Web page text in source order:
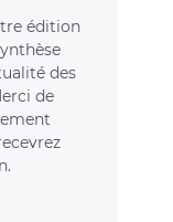
édition
des
de